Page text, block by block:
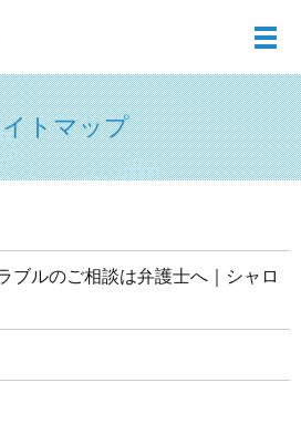
メ
トマップ
ブルのご相談は弁護士へ｜シャロ